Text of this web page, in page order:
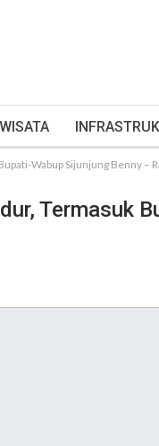
Wabup Sijunjung Benny –
Termasuk